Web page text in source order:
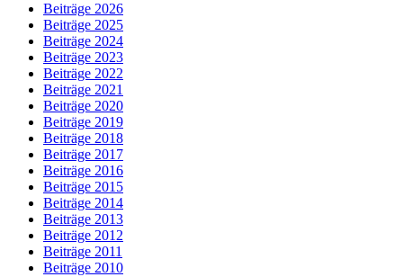
Beiträge 2026
Beiträge 2025
Beiträge 2024
Beiträge 2023
Beiträge 2022
Beiträge 2021
Beiträge 2020
Beiträge 2019
Beiträge 2018
Beiträge 2017
Beiträge 2016
Beiträge 2015
Beiträge 2014
Beiträge 2013
Beiträge 2012
Beiträge 2011
Beiträge 2010